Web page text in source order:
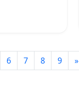
6 7 8 9 »